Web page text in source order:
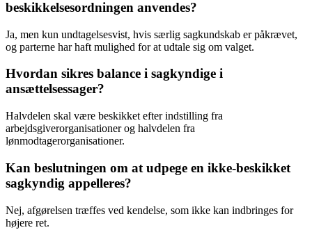
beskikkelsesordningen anvendes?
Ja, men kun undtagelsesvist, hvis særlig sagkundskab er påkrævet,
og parterne har haft mulighed for at udtale sig om valget.
Hvordan sikres balance i sagkyndige i
ansættelsessager?
Halvdelen skal være beskikket efter indstilling fra
arbejdsgiverorganisationer og halvdelen fra
lønmodtagerorganisationer.
Kan beslutningen om at udpege en ikke-beskikket
sagkyndig appelleres?
Nej, afgørelsen træffes ved kendelse, som ikke kan indbringes for
højere ret.